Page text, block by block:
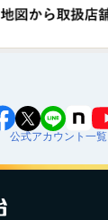
公式アカウント一覧